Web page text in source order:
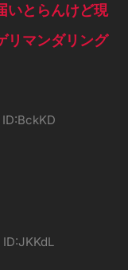
いとらんけど現
リマンダリング
ID:BckKD